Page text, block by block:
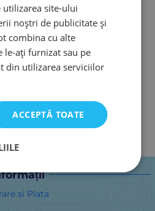
si Plata
site-ului
noștri de publicitate și
combina cu alte
le-ați furnizat sau pe
din utilizarea serviciilor
ACCEPTĂ TOATE